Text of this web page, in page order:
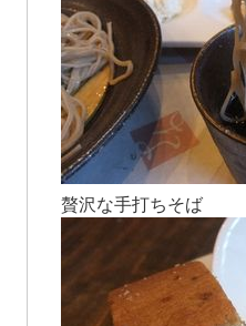
贅沢な手打ちそば